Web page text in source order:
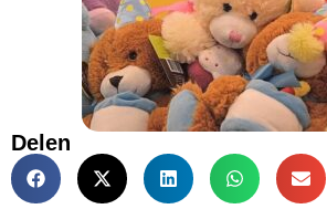
Delen